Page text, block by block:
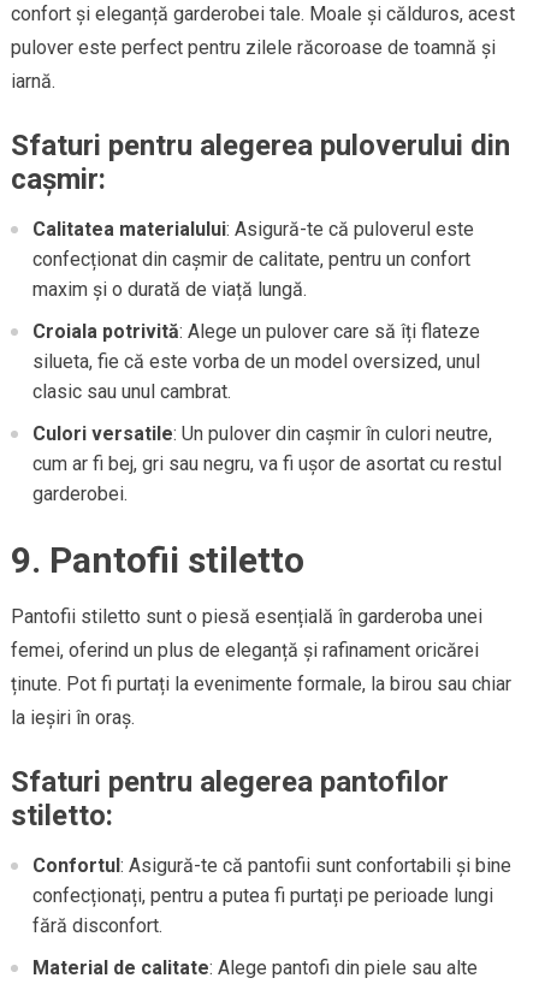
confort și eleganță garderobei tale. Moale și călduros, acest
pulover este perfect pentru zilele răcoroase de toamnă și
iarnă.
Sfaturi pentru alegerea puloverului din
cașmir:
Calitatea materialului: Asigură-te că puloverul este
confecționat din cașmir de calitate, pentru un confort
maxim și o durată de viață lungă.
Croiala potrivită: Alege un pulover care să îți flateze
silueta, fie că este vorba de un model oversized, unul
clasic sau unul cambrat.
Culori versatile: Un pulover din cașmir în culori neutre,
cum ar fi bej, gri sau negru, va fi ușor de asortat cu restul
garderobei.
9. Pantofii stiletto
Pantofii stiletto sunt o piesă esențială în garderoba unei
femei, oferind un plus de eleganță și rafinament oricărei
ținute. Pot fi purtați la evenimente formale, la birou sau chiar
la ieșiri în oraș.
Sfaturi pentru alegerea pantofilor
stiletto:
Confortul: Asigură-te că pantofii sunt confortabili și bine
confecționați, pentru a putea fi purtați pe perioade lungi
fără disconfort.
Material de calitate: Alege pantofi din piele sau alte